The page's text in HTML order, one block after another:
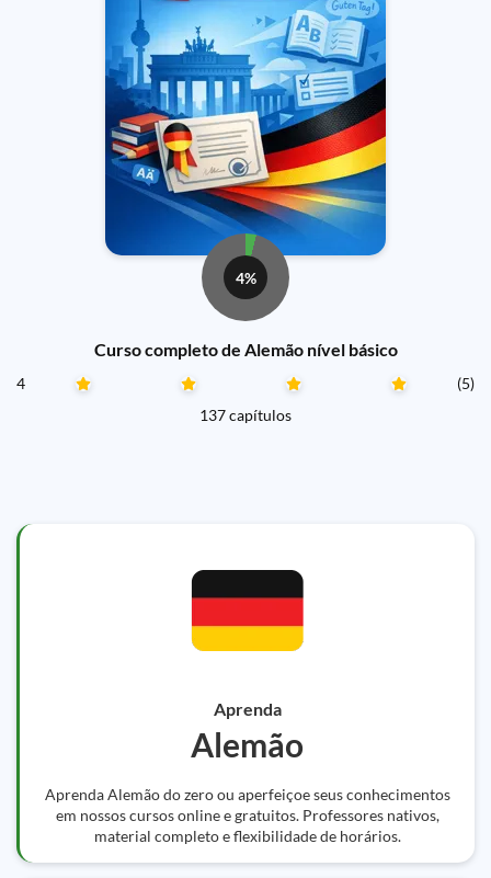
4%
Curso completo de Alemão nível básico
4
(5)
137 capítulos
Aprenda
Alemão
Aprenda Alemão do zero ou aperfeiçoe seus conhecimentos
em nossos cursos online e gratuitos. Professores nativos,
material completo e flexibilidade de horários.